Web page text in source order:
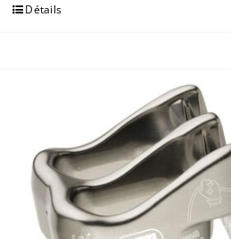
Détails